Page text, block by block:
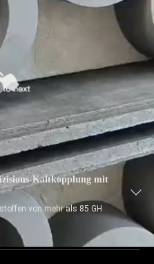
Kaltkopplung mit
von mehr als 85 GH